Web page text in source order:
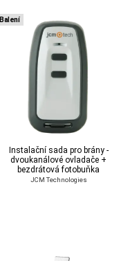
Balení
Instalační sada pro brány -
dvoukanálové ovladače +
bezdrátová fotobuňka
JCM Technologies